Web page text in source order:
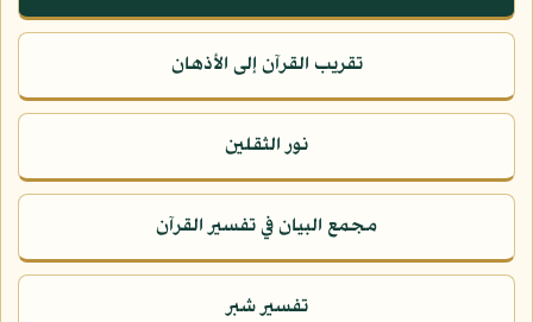
تقريب القرآن إلى الأذهان
نور الثقلين
مجمع البيان في تفسير القرآن
تفسير شبر